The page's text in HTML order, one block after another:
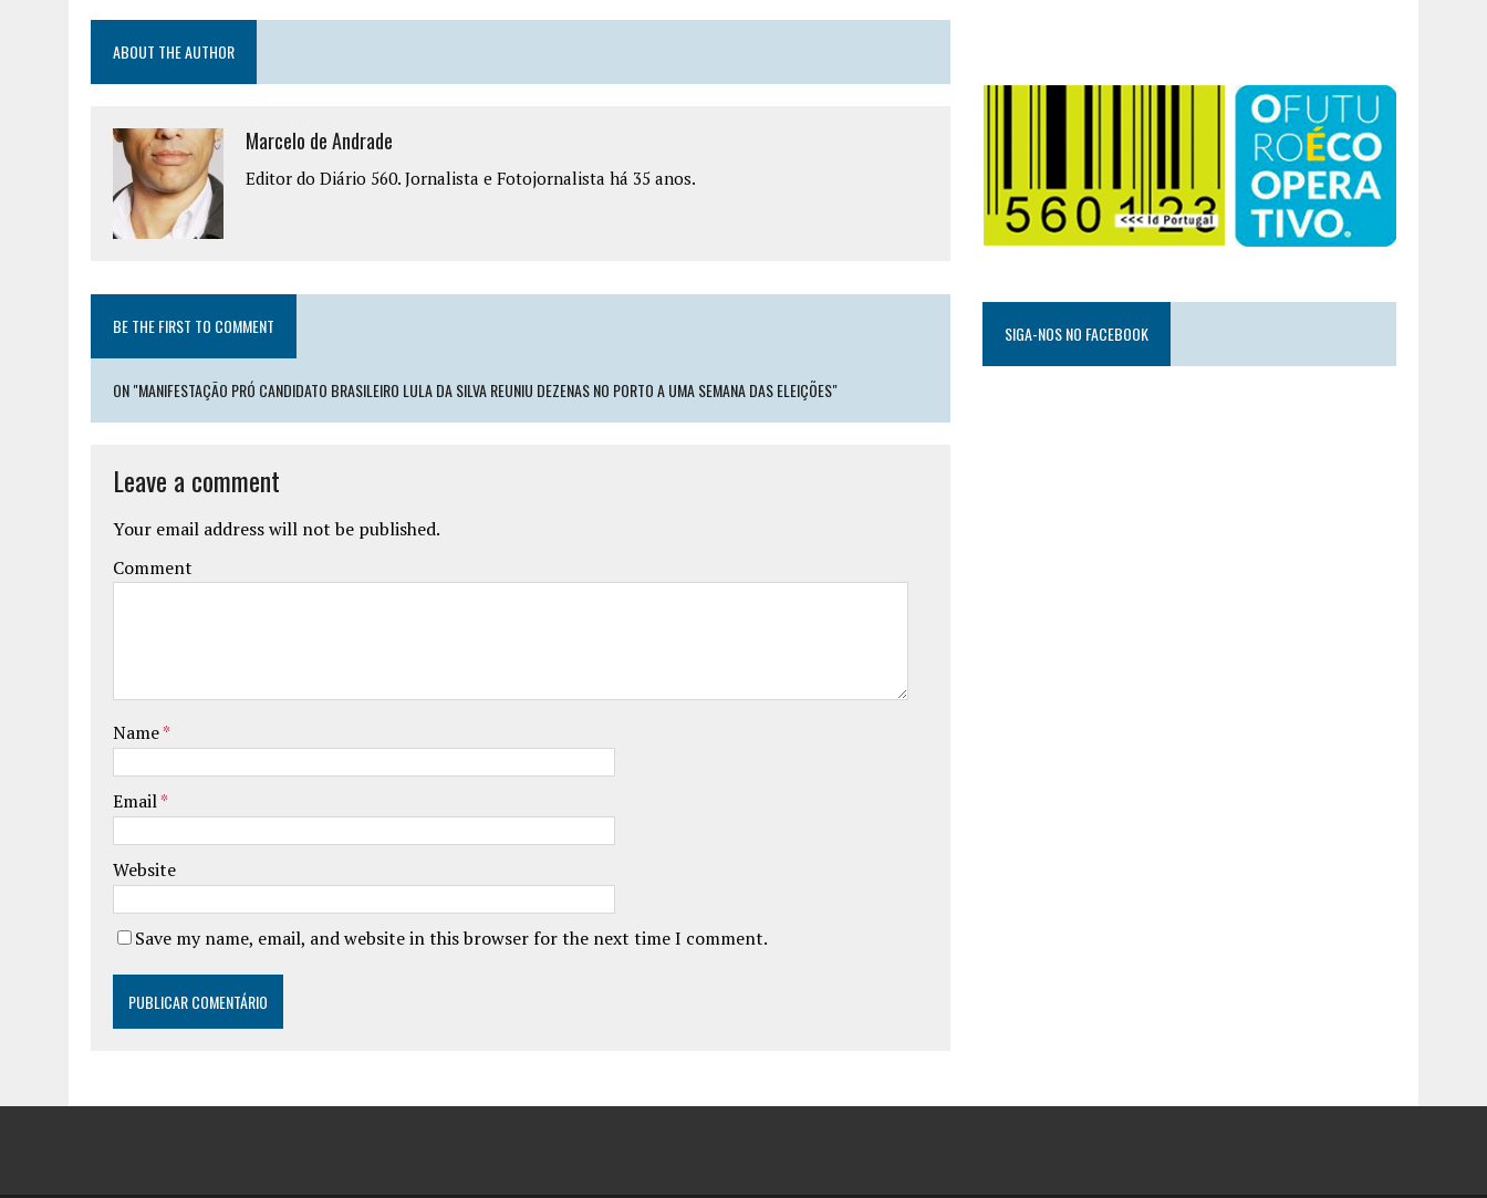
ABOUT THE AUTHOR
Marcelo de Andrade
Editor do Diário 560. Jornalista e Fotojornalista há 35 anos.
BE THE FIRST TO COMMENT
ON "MANIFESTAÇÃO PRÓ CANDIDATO BRASILEIRO LULA DA SILVA REUNIU DEZENAS NO PORTO A UMA SEMANA DAS ELEIÇÕES"
Leave a comment
Your email address will not be published.
Comment
Name*
Email*
Website
Save my name, email, and website in this browser for the next time I comment.
SIGA-NOS NO FACEBOOK